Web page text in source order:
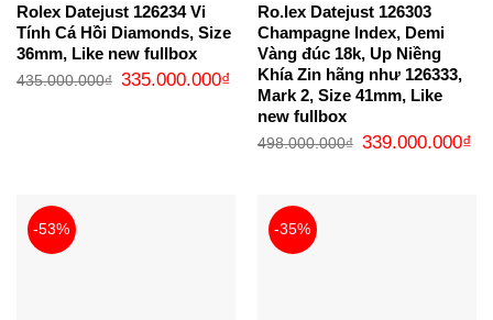
Rolex Datejust 126234 Vi
Tính Cá Hồi Diamonds, Size
36mm, Like new fullbox
435.000.000₫
Giá
gốc
335.000.000₫Giá
hiện
335.000.000₫.
Ro.lex Datejust 126303
Champagne Index, Demi
Vàng đúc 18k, Up Niềng
Khía Zin hãng như 126333,
Mark 2, Size 41mm, Like
new fullbox
498.000.000₫
Giá
gốc
339.000.000₫
-53% -35%